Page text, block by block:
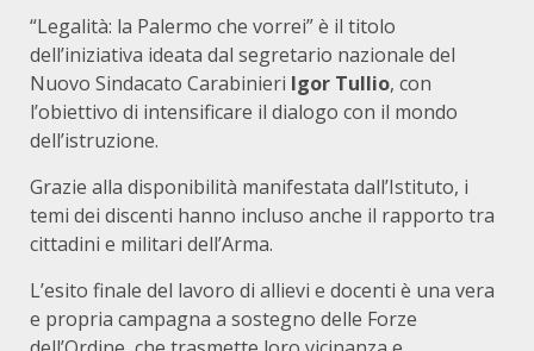
“Legalità: la Palermo che vorrei” è il titolo
dell’iniziativa ideata dal segretario nazionale del
Nuovo Sindacato Carabinieri Igor Tullio, con
l’obiettivo di intensificare il dialogo con il mondo
dell’istruzione.
Grazie alla disponibilità manifestata dall’Istituto, i
temi dei discenti hanno incluso anche il rapporto tra
cittadini e militari dell’Arma.
L’esito finale del lavoro di allievi e docenti è una vera
e propria campagna a sostegno delle Forze